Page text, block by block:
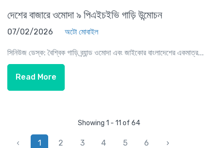
দেশের বাজারে ওমোদা ৯ পিএইচইভি গাড়ি উন্মোচন
07/02/2026 অটো মোবাইল
সিনিউজ ডেস্ক: বৈশ্বিক গাড়ি ব্র্যান্ড ওমোদা এবং জাইকোর বাংলাদেশের একমাত্র...
Read More
Showing 1 - 11 of 64
‹ 1 2 3 4 5 6 ›